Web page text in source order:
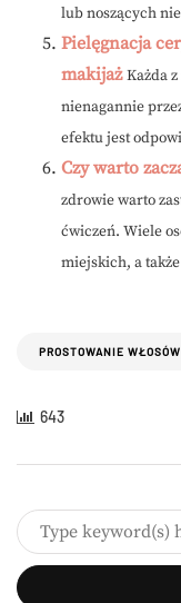
lub noszących
Pielęgnacja
makijaż Każda
nienagannie
efektu jest
Czy warto
zdrowie warto
ćwiczeń. Wiele
miejskich, a
PROSTOWANIE
643